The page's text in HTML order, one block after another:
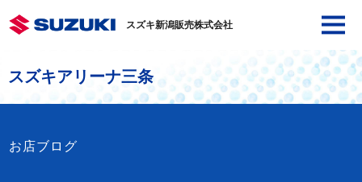
スズキ新潟販売株式会社
スズキアリーナ三条
お店ブログ